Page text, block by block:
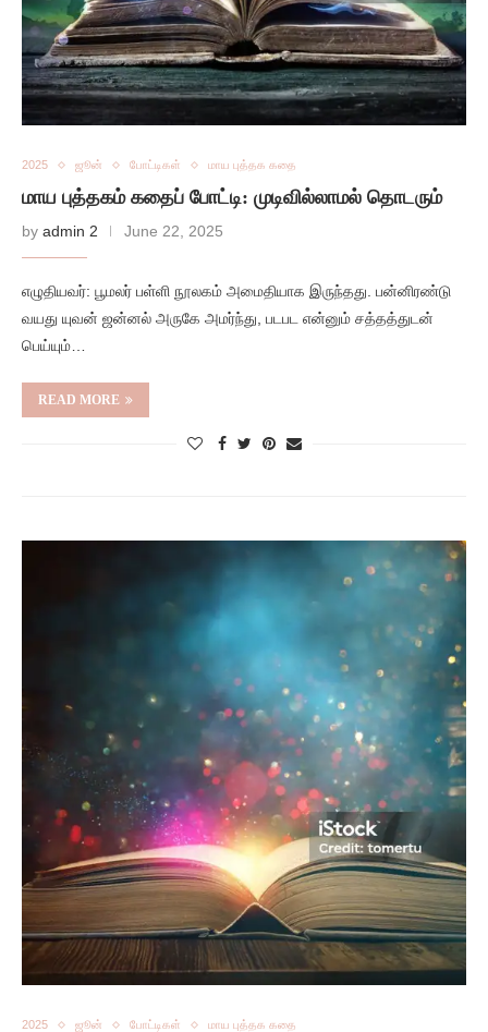
2025 ஜூன் போட்டிகள் மாய புத்தக கதை
மாய புத்தகம் கதைப் போட்டி: முடிவில்லாமல் தொடரும்
by admin 2 June 22, 2025
எழுதியவர்: பூமலர் பள்ளி நூலகம் அமைதியாக இருந்தது. பன்னிரண்டு
வயது யுவன் ஜன்னல் அருகே அமர்ந்து, படபட என்னும் சத்தத்துடன்
பெய்யும்…
READ MORE
2025 ஜூன் போட்டிகள் மாய புத்தக கதை